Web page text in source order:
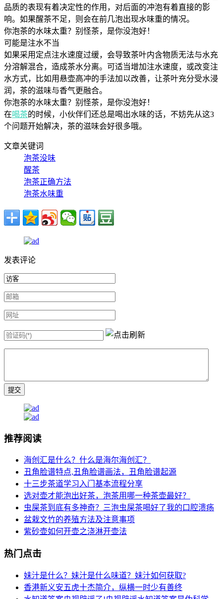
品质的表现有着决定性的作用，对后面的冲泡有着直接的影
响。如果醒茶不足，则会在前几泡出现水味重的情况。
你泡茶的水味太重？别怪茶，是你没泡好！
可能是注水不当
如果采用定点注水速度过缓，会导致茶叶内含物质无法与水充
分溶解混合，造成茶水分离。可适当增加注水速度，或改变注
水方式，比如用悬壶高冲的手法加以改善，让茶叶充分受水浸
润，茶的滋味与香气更融合。
你泡茶的水味太重？别怪茶，是你没泡好！
在喝茶的时候，小伙伴们还总是喝出水味的话，不妨先从这3
个问题开始解决，茶的滋味会好很多哦。
文章关键词
泡茶没味
醒茶
泡茶正确方法
泡茶水味重
发表评论
推荐阅读
海创汇是什么？什么是海尔海创汇？
丑角脸谱特点,丑角脸谱画法，丑角脸谱起源
十三步茶道学习入门基本流程分享
选对壶才能泡出好茶，泡茶用哪一种茶壶最好？
虫屎茶到底有多神奇？三泡虫屎茶喝好了我的口腔溃疡
盆栽文竹的养殖方法及注意事项
紫砂壶如何开壶之浇淋开壶法
热门点击
妹汁是什么？妹汁是什么味道？妹汁如何获取?
香港新义安五虎十杰简介，纵横一时少有善终